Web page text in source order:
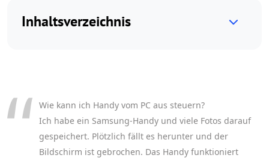
Inhaltsverzeichnis
Wie kann ich Handy vom PC aus steuern?
Ich habe ein Samsung-Handy und viele Fotos darauf
gespeichert. Plötzlich fällt es herunter und der
Bildschirm ist gebrochen. Das Handy funktioniert